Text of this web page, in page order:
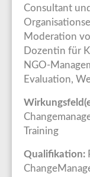
Consultant
Moderation
Dozentin für
NGO-
Evaluation,
Training
Qualifikation: